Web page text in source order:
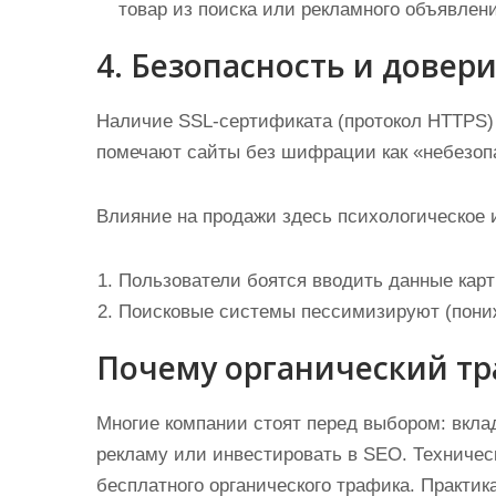
товар из поиска или рекламного
4. Безопасность и
Наличие SSL-сертификата (протокол
помечают сайты без шифрации как
Влияние на продажи здесь психологическое
Пользователи боятся вводить данные
Поисковые системы пессимизируют
Почему органический
Многие компании стоят перед выбором:
рекламу или инвестировать в SEO.
бесплатного органического трафика.